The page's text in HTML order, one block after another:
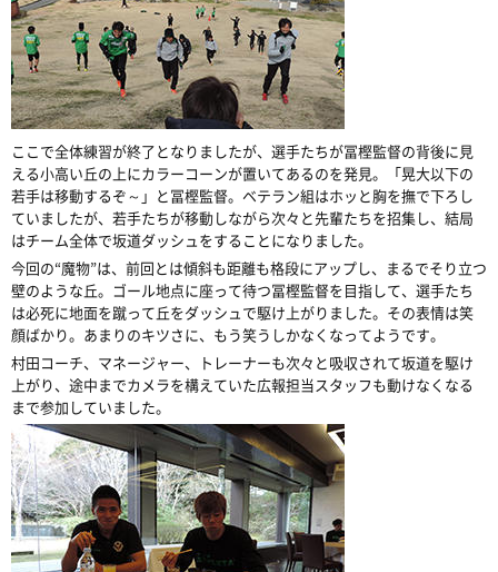
ここで全体練習が終了となりましたが、選手たちが冨樫監督の背後に見
える小高い丘の上にカラーコーンが置いてあるのを発見。「晃大以下の
若手は移動するぞ～」と冨樫監督。ベテラン組はホッと胸を撫で下ろし
ていましたが、若手たちが移動しながら次々と先輩たちを招集し、結局
はチーム全体で坂道ダッシュをすることになりました。
今回の“魔物”は、前回とは傾斜も距離も格段にアップし、まるでそり立つ
壁のような丘。ゴール地点に座って待つ冨樫監督を目指して、選手たち
は必死に地面を蹴って丘をダッシュで駆け上がりました。その表情は笑
顔ばかり。あまりのキツさに、もう笑うしかなくなってようです。
村田コーチ、マネージャー、トレーナーも次々と吸収されて坂道を駆け
上がり、途中までカメラを構えていた広報担当スタッフも動けなくなる
まで参加していました。